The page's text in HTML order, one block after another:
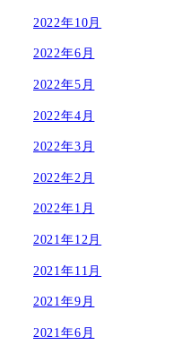
2022年10月
2022年6月
2022年5月
2022年4月
2022年3月
2022年2月
2022年1月
2021年12月
2021年11月
2021年9月
2021年6月